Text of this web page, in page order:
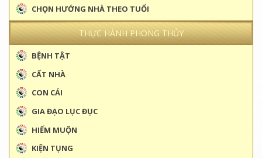
CHỌN HƯỚNG NHÀ THEO TUỔI
THỰC HÀNH PHONG THỦY
BỆNH TẬT
CẤT NHÀ
CON CÁI
GIA ĐẠO LỤC ĐỤC
HIẾM MUỘN
KIỆN TỤNG